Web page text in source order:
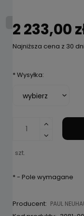
2 233,00
Najniższa cena z 30
*Wysyłka:
szt.
*- Pole wymagane
Producent: PAUL